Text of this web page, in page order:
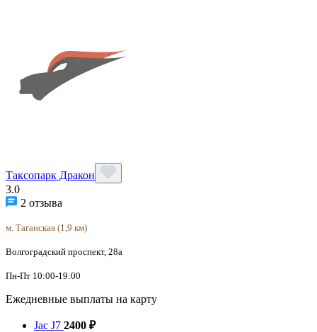
Таксопарк Дракон
3.0
2 отзыва
м. Таганская (1,9 км)
Волгоградский проспект, 28а
Пн-Пт 10:00-19:00
Ежедневные выплаты на карту
Jac J7 2400 ₽